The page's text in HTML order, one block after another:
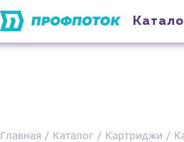
Главная Каталог Картриджи